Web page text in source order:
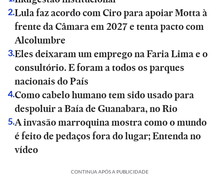
2.Lula faz acordo com Ciro para apoiar Motta à
frente da Câmara em 2027 e tenta pacto com
Alcolumbre
3.Eles deixaram um emprego na Faria Lima e o
consultório. E foram a todos os parques
nacionais do País
4.Como cabelo humano tem sido usado para
despoluir a Baía de Guanabara, no Rio
5.A invasão marroquina mostra como o mundo
é feito de pedaços fora do lugar; Entenda no
vídeo
CONTINUA APÓS A PUBLICIDADE